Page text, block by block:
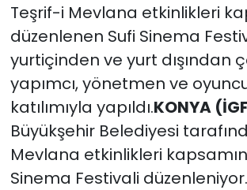
Teşrif-i Mevlana etkinlikleri
düzenlenen Sufi Sinema
yurtiçinden ve yurt dışından
yapımcı, yönetmen ve
katılımıyla yapıldı.KONYA
Büyükşehir Belediyesi
Mevlana etkinlikleri
Sinema Festivali düzenleniyor.